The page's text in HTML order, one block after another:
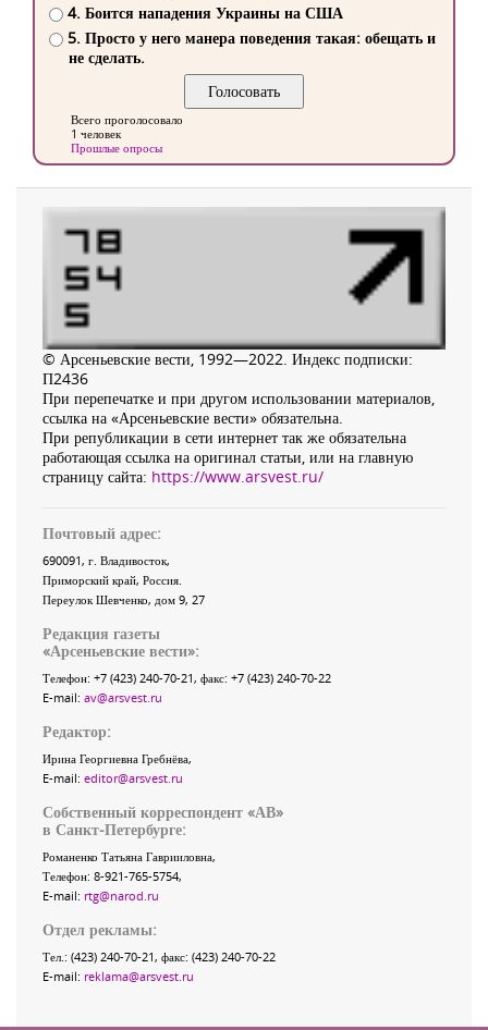
4. Боится нападения Украины на США
5. Просто у него манера поведения такая: обещать и
не сделать.
Всего проголосовало
1 человек
Прошлые опросы
© Арсеньевские вести, 1992—2022. Индекс подписки:
П2436
При перепечатке и при другом использовании материалов,
ссылка на «Арсеньевские вести» обязательна.
При републикации в сети интернет так же обязательна
работающая ссылка на оригинал статьи, или на главную
страницу сайта: https://www.arsvest.ru/
Почтовый адрес:
690091, г. Владивосток,
Приморский край, Россия
Переулок Шевченко, дом 9, 27
Редакция газеты
«Арсеньевские вести»:
Телефон: +7 (423) 240-70-21, факс: +7 (423) 240-70-22
E-mail: av@arsvest.ru
Редактор:
Ирина Георгиевна Гребнёва,
E-mail: editor@arsvest.ru
Собственный корреспондент «АВ»
в Санкт-Петербурге:
Романенко Татьяна Гаврииловна,
Телефон: 8-921-765-5754,
E-mail: rtg@narod.ru
Отдел рекламы:
Тел.: (423) 240-70-21, факс: (423) 240-70-22
E-mail: reklama@arsvest.ru